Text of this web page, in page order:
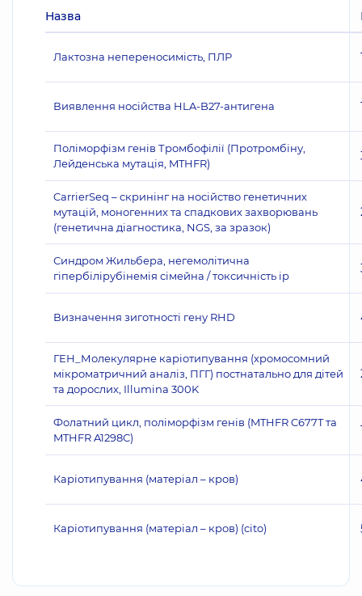
Назва
Лактозна непереносимість, ПЛР
Виявлення носійства HLA-B27-антигена
Поліморфізм генів Тромбофілії (Протромбіну,
Лейденська мутація, MTHFR)
CarrierSeq – скринінг на носійство генетичних
мутацій, моногенних та спадкових захворювань
(генетична діагностика, NGS, за зразок)
Синдром Жильбера, негемолітична
гіпербілірубінемія сімейна / токсичність ір
Визначення зиготності гену RHD
ГЕН_Молекулярне каріотипування (хромосомний
мікроматричний аналіз, ПГГ) постнатально для дітей
та дорослих, Illumina 300K
Фолатний цикл, поліморфізм генів (MTHFR C677T та
MTHFR A1298C)
Каріотипування (матеріал – кров)
Каріотипування (матеріал – кров) (cito)